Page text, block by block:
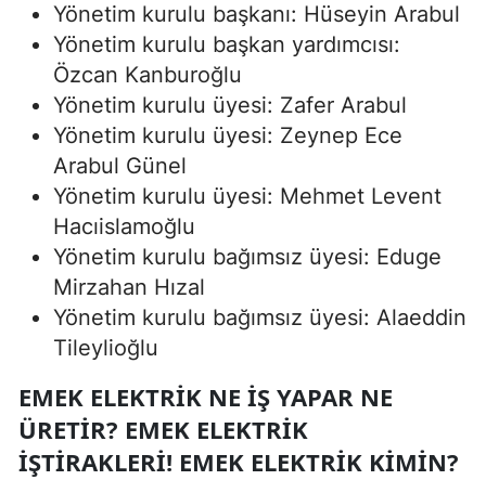
Yönetim kurulu başkanı: Hüseyin Arabul
Yönetim kurulu başkan yardımcısı:
Özcan Kanburoğlu
Yönetim kurulu üyesi: Zafer Arabul
Yönetim kurulu üyesi: Zeynep Ece
Arabul Günel
Yönetim kurulu üyesi: Mehmet Levent
Hacıislamoğlu
Yönetim kurulu bağımsız üyesi: Eduge
Mirzahan Hızal
Yönetim kurulu bağımsız üyesi: Alaeddin
Tileylioğlu
EMEK ELEKTRIK NE İŞ YAPAR NE
ÜRETIR? EMEK ELEKTRIK
İŞTIRAKLERI! EMEK ELEKTRIK KIMIN?